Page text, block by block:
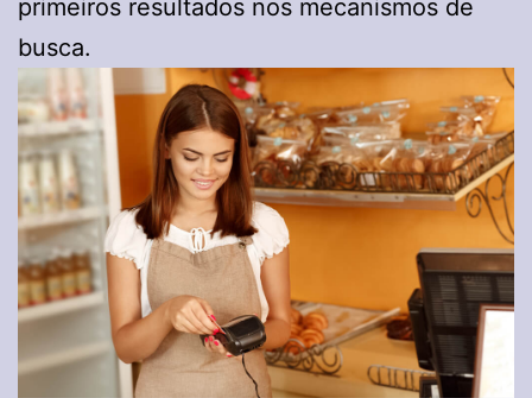
primeiros resultados nos mecanismos de
busca.